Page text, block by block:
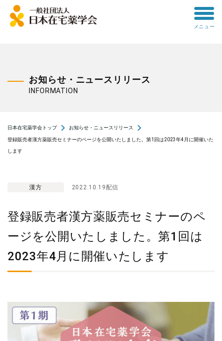
toggle
メニュー
お知らせ・ニュースリリース
INFORMATION
日本在宅薬学会トップnavigate_next お知らせ・ニュースリリース navigate_next
登録販売者漢方薬販売セミナーのページを公開いたしました。第1回は2023年4月に開催いた
します
漢方 2022.10.19配信
登録販売者漢方薬販売セミナーのペ
ージを公開いたしました。第1回は
2023年4月に開催いたします